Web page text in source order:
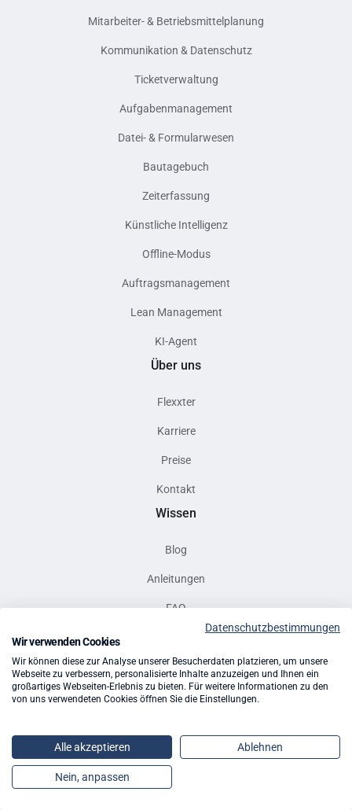
Mitarbeiter- & Betriebsmittelplanung
Kommunikation & Datenschutz
Ticketverwaltung
Aufgabenmanagement
Datei- & Formularwesen
Bautagebuch
Zeiterfassung
Künstliche Intelligenz
Offline-Modus
Auftragsmanagement
Lean Management
KI-Agent
Über uns
Flexxter
Karriere
Preise
Kontakt
Wissen
Blog
Anleitungen
FAQ
Flexxter GmbH - ©2026
vonmarketer UX
Datenschutzbestimmungen
Wir verwenden Cookies
Wir können diese zur Analyse unserer Besucherdaten platzieren, um unsere
Webseite zu verbessern, personalisierte Inhalte anzuzeigen und Ihnen ein
großartiges Webseiten-Erlebnis zu bieten. Für weitere Informationen zu den
von uns verwendeten Cookies öffnen Sie die Einstellungen.
Alle akzeptieren Ablehnen
Nein, anpassen